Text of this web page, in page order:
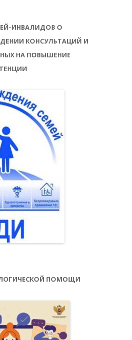
ИНВАЛИДОВ О
КОНСУЛЬТАЦИЙ И
НА ПОВЫШЕНИЕ
ПОМОЩИ